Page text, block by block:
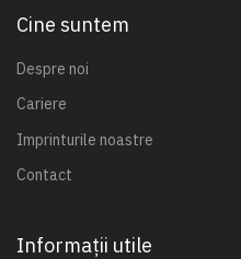
Cine suntem
Despre noi
Cariere
Imprinturile noastre
Contact
Informații utile